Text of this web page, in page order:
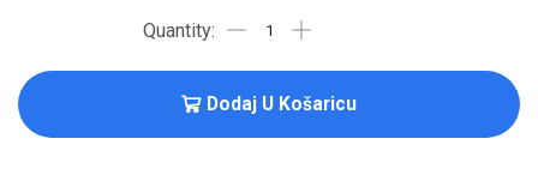
Dodaj U Košaricu